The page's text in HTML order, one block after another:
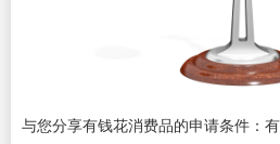
与您分享有钱花消费品的申请条件：